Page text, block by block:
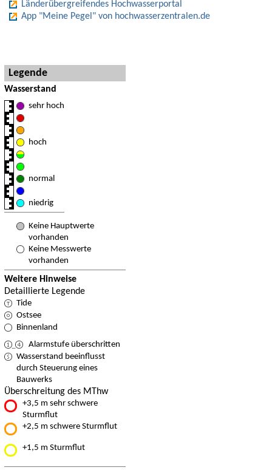
Länderübergreifendes Hochwasserportal
App "Meine Pegel" von hochwasserzentralen.de
Legende
Wasserstand
sehr hoch
hoch
normal
niedrig
Keine Hauptwerte
vorhanden
Keine Messwerte
vorhanden
Weitere Hinweise
Detaillierte Legende
Tide
Ostsee
Binnenland
Alarmstufe überschritten
Wasserstand beeinflusst
durch Steuerung eines
Bauwerks
Überschreitung des MThw
+3,5 m sehr schwere
Sturmflut
+2,5 m schwere Sturmflut
+1,5 m Sturmflut